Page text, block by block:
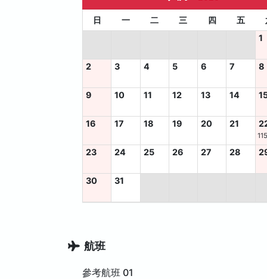
日 一 二 三 四 五
1
2 3 4 5 6 7 8
9 10 11 12 13 14
16 17 18 19 20 21
23 24 25 26 27 28
30 31
航班
參考航班 01